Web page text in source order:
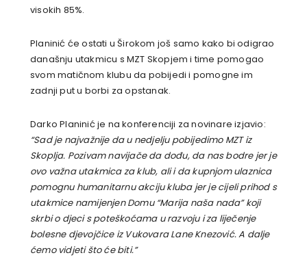
visokih 85%.
Planinić će ostati u Širokom još samo kako bi odigrao
današnju utakmicu s MZT Skopjem i time pomogao
svom matičnom klubu da pobijedi i pomogne im
zadnji put u borbi za opstanak.
Darko Planinić je na konferenciji za novinare izjavio:
“Sad je najvažnije da u nedjelju pobijedimo MZT iz
Skoplja. Pozivam navijače da dođu, da nas bodre jer je
ovo važna utakmica za klub, ali i da kupnjom ulaznica
pomognu humanitarnu akciju kluba jer je cijeli prihod s
utakmice namijenjen Domu “Marija naša nada” koji
skrbi o djeci s poteškoćama u razvoju i za liječenje
bolesne djevojčice iz Vukovara Lane Knezović. A dalje
ćemo vidjeti što će biti.”